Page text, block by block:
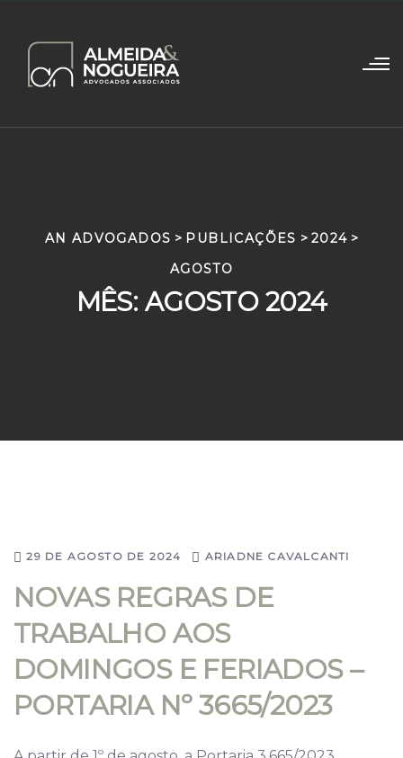
AN ADVOGADOS > PUBLICAÇÕES > 2024 >
AGOSTO
MÊS: AGOSTO 2024
29 DE AGOSTO DE 2024 ARIADNE CAVALCANTI
NOVAS REGRAS DE
TRABALHO AOS
DOMINGOS E FERIADOS –
PORTARIA Nº 3665/2023